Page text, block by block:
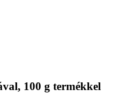
100 g termékkel